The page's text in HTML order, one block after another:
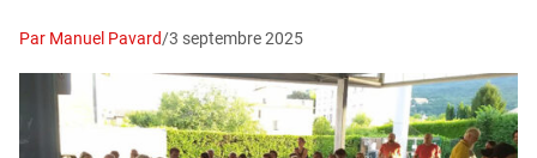
Par Manuel Pavard/3 septembre 2025